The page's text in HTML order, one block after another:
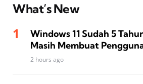
What’s New
Windows 11 Sudah 5
Masih Membuat
2 hours ago